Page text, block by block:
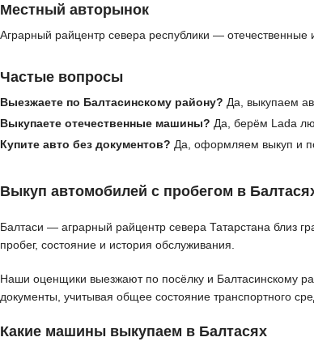
Местный авторынок
Аграрный райцентр севера республики —
Частые вопросы
Выезжаете по Балтасинскому району? Да, выкупаем
Выкупаете отечественные машины? Да, берём Lada
Купите авто без документов? Да, оформляем выкуп и
Выкуп автомобилей с пробегом в
Балтаси — аграрный райцентр севера Татарстана близ
пробег, состояние и история обслуживания.
Наши оценщики выезжают по посёлку и Балтасинскому
документы, учитывая общее состояние транспортного
Какие машины выкупаем в Балтасях